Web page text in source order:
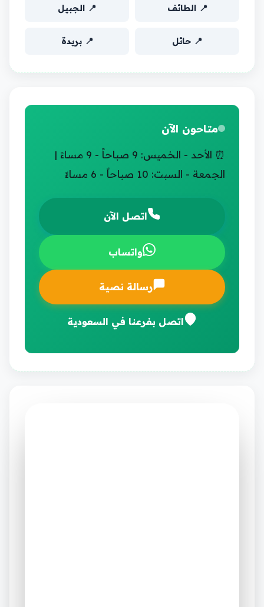
📍 الطائف 📍 الجبيل
📍 حائل 📍 بريدة
متاحون الآن
⏰ الأحد - الخميس: 9 صباحاً - 9 مساءً |
الجمعة - السبت: 10 صباحاً - 6 مساءً
اتصل الآن
واتساب
رسالة نصية
اتصل بفرعنا في السعودية